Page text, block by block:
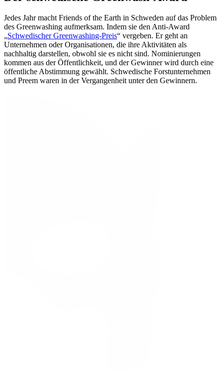
Jedes Jahr macht Friends of the Earth in Schweden auf das Problem
des Greenwashing aufmerksam. Indem sie den Anti-Award
„Schwedischer Greenwashing-Preis“ vergeben. Er geht an
Unternehmen oder Organisationen, die ihre Aktivitäten als
nachhaltig darstellen, obwohl sie es nicht sind. Nominierungen
kommen aus der Öffentlichkeit, und der Gewinner wird durch eine
öffentliche Abstimmung gewählt. Schwedische Forstunternehmen
und Preem waren in der Vergangenheit unter den Gewinnern.